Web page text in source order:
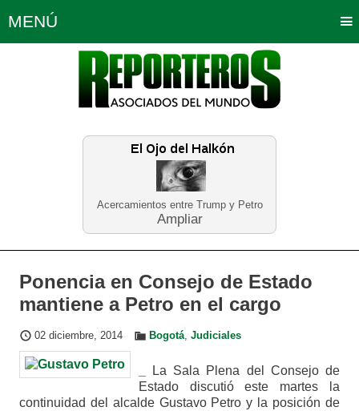
Acercamientos entre Trump y Petro
Ampliar
MENÚ
Política Opinión Bogotá
Planeta Tierra Deportes
Educación Neira
Ponencia en Consejo de Estado
mantiene a Petro en el cargo
02 diciembre, 2014 Bogotá, Judiciales
La Sala Plena del Consejo de
Estado discutió este martes la
continuidad del alcalde Gustavo Petro y la posición de